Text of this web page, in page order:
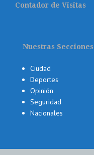
Contador de Visitas
Nuestras Secciones
Ciudad
Deportes
Opinión
Seguridad
Nacionales